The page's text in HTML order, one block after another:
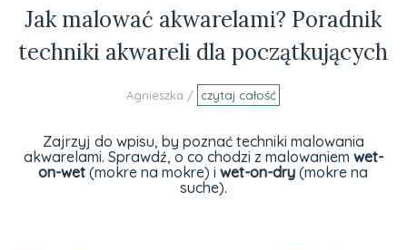
Jak malować akwarelami? Poradnik
techniki akwareli dla początkujących
Agnieszka / czytaj całość
Zajrzyj do wpisu, by poznać techniki malowania
akwarelami. Sprawdź, o co chodzi z malowaniem wet-
on-wet (mokre na mokre) iwet-on-dry (mokre na
suche).